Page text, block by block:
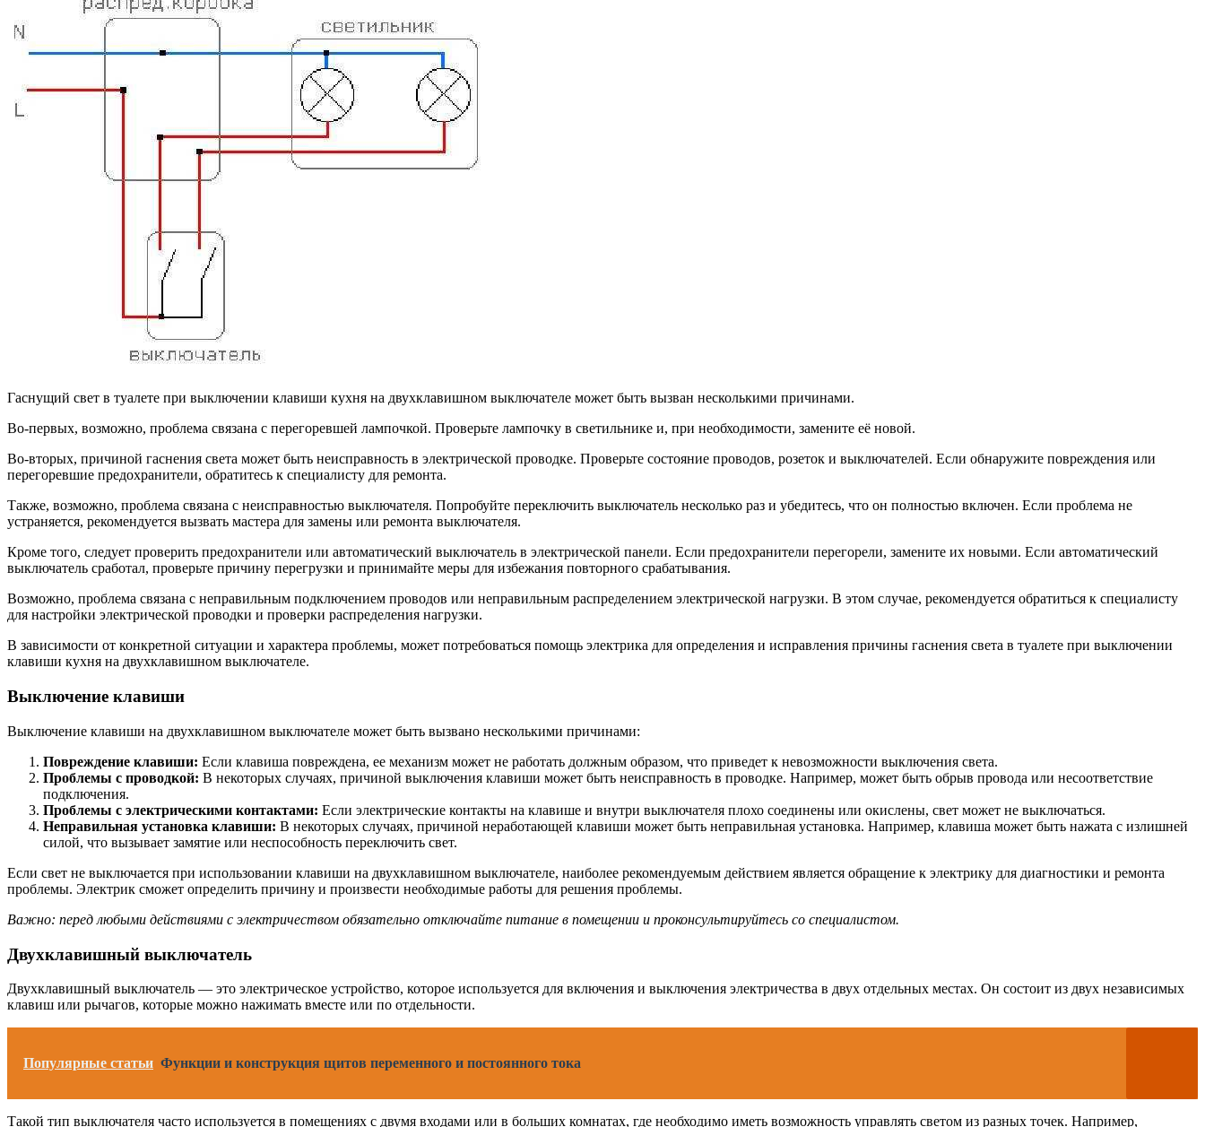
Гаснущий свет в туалете при выключении клавиши кухня на двухклавишном выключателе может быть вызван несколькими причинами.
Во-первых, возможно, проблема связана с перегоревшей лампочкой. Проверьте лампочку в светильнике и, при необходимости, замените её новой.
Во-вторых, причиной гаснения света может быть неисправность в электрической проводке. Проверьте состояние проводов, розеток и выключателей. Если обнаружите повреждения или
перегоревшие предохранители, обратитесь к специалисту для ремонта.
Также, возможно, проблема связана с неисправностью выключателя. Попробуйте переключить выключатель несколько раз и убедитесь, что он полностью включен. Если проблема не
устраняется, рекомендуется вызвать мастера для замены или ремонта выключателя.
Кроме того, следует проверить предохранители или автоматический выключатель в электрической панели. Если предохранители перегорели, замените их новыми. Если автоматический
выключатель сработал, проверьте причину перегрузки и принимайте меры для избежания повторного срабатывания.
Возможно, проблема связана с неправильным подключением проводов или неправильным распределением электрической нагрузки. В этом случае, рекомендуется обратиться к специалисту
для настройки электрической проводки и проверки распределения нагрузки.
В зависимости от конкретной ситуации и характера проблемы, может потребоваться помощь электрика для определения и исправления причины гаснения света в туалете при выключении
клавиши кухня на двухклавишном выключателе.
Выключение клавиши
Выключение клавиши на двухклавишном выключателе может быть вызвано несколькими причинами:
Повреждение клавиши: Если клавиша повреждена, ее механизм может не работать должным образом, что приведет к невозможности выключения света.
Проблемы с проводкой: В некоторых случаях, причиной выключения клавиши может быть неисправность в проводке. Например, может быть обрыв провода или несоответствие
подключения.
Проблемы с электрическими контактами: Если электрические контакты на клавише и внутри выключателя плохо соединены или окислены, свет может не выключаться.
Неправильная установка клавиши: В некоторых случаях, причиной неработающей клавиши может быть неправильная установка. Например, клавиша может быть нажата с излишней
силой, что вызывает замятие или неспособность переключить свет.
Если свет не выключается при использовании клавиши на двухклавишном выключателе, наиболее рекомендуемым действием является обращение к электрику для диагностики и ремонта
проблемы. Электрик сможет определить причину и произвести необходимые работы для решения проблемы.
Важно: перед любыми действиями с электричеством обязательно отключайте питание в помещении и проконсультируйтесь со специалистом.
Двухклавишный выключатель
Двухклавишный выключатель — это электрическое устройство, которое используется для включения и выключения электричества в двух отдельных местах. Он состоит из двух независимых
клавиш или рычагов, которые можно нажимать вместе или по отдельности.
Популярные статьи Функции и конструкция щитов переменного и постоянного тока
Такой тип выключателя часто используется в помещениях с двумя входами или в больших комнатах, где необходимо иметь возможность управлять светом из разных точек. Например,